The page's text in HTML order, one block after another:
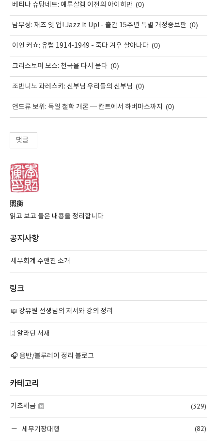
베티나 슈탕네트: 예루살렘 이전의 아이히만 (0)
남무성: 재즈 잇 업! Jazz It Up! - 출간 15주년 특별 개정증보판 (0)
이언 커쇼: 유럽 1914-1949 - 죽다 겨우 살아나다 (0)
크리스토퍼 모스: 천국을 다시 묻다 (0)
조반니노 과레스키: 신부님 우리들의 신부님 (0)
앤드류 보위: 독일 철학 개론 ─ 칸트에서 하버마스까지 (0)
댓글
照衡
읽고 보고 들은 내용을 정리합니다
공지사항
세무회계 수앤진 소개
링크
📖 강유원 선생님의 저서와 강의 정리
🗄️ 알라딘 서재
🎧 음반/블루레이 정리 블로그
카테고리
기초세금 (329)
세무기장대행 (82)